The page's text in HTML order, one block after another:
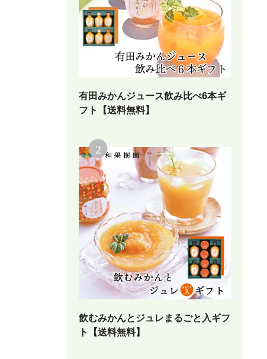
有田みかんジュース飲み比べ6本ギ
フト【送料無料】
飲むみかんとジュレまるごと入ギフ
ト【送料無料】